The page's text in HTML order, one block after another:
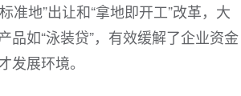
地”出让和“拿地即开工”改革，大
如“泳装贷”，有效缓解了企业资金
展环境。